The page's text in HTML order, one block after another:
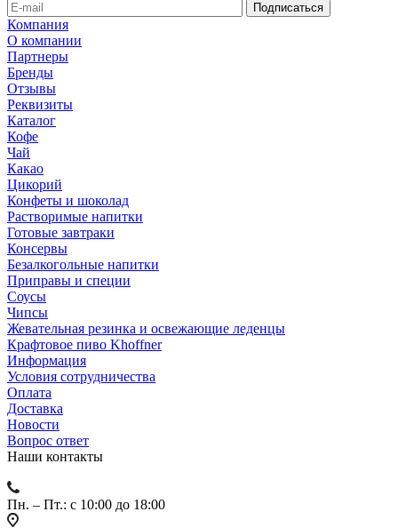
Компания
О компании
Партнеры
Бренды
Отзывы
Реквизиты
Каталог
Кофе
Чай
Какао
Цикорий
Конфеты и шоколад
Растворимые напитки
Готовые завтраки
Консервы
Безалкогольные напитки
Приправы и специи
Соусы
Чипсы
Жевательная резинка и освежающие леденцы
Крафтовое пиво Khoffner
Информация
Условия сотрудничества
Оплата
Доставка
Новости
Вопрос ответ
Наши контакты
Пн. – Пт.: с 10:00 до 18:00